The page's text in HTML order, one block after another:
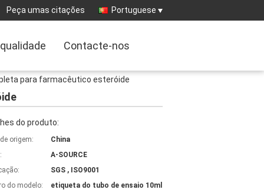
Peça umas citações Portuguese
Contacte-nos
para farmacêutico esteróide
do produto:
origem:
China
A-SOURCE
SGS , ISO9001
do modelo:
etiqueta do tubo de ensaio 10ml